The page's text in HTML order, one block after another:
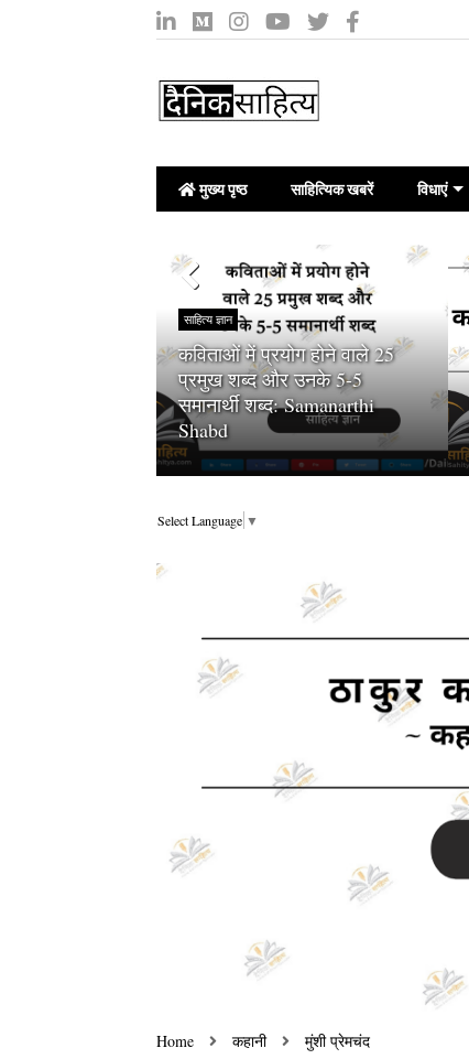
मुख्य पृष्ठ साहित्यिक खबरें विधाएं
साहित्य ज्ञान
कविताओं में प्रयोग होने वाले 25
प्रमुख शब्द और उनके 5-5
समानार्थी शब्द: Samanarthi
Shabd
Select Language ▼
Home कहानी मुंशी प्रेमचंद